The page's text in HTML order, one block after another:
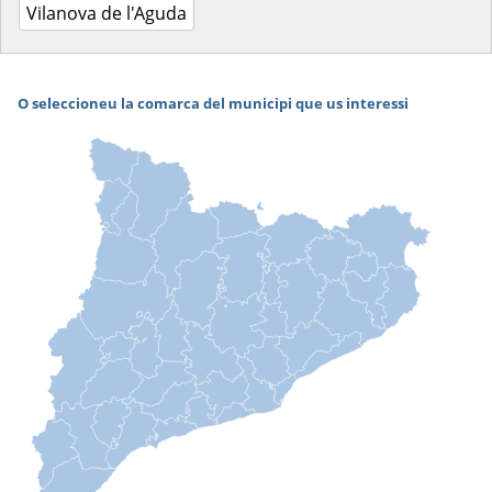
Vilanova de l'Aguda